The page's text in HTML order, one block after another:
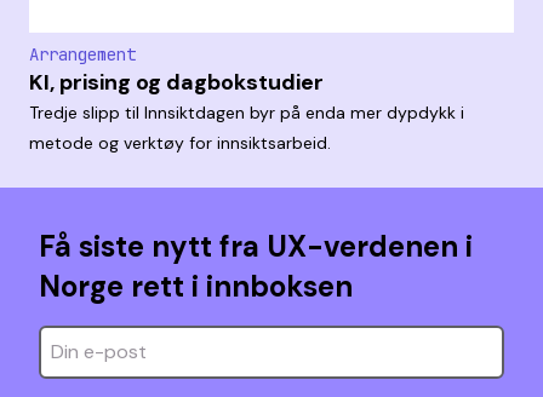
Arrangement
KI, prising og dagbokstudier
Tredje slipp til Innsiktdagen byr på enda mer dypdykk i
metode og verktøy for innsiktsarbeid.
Få siste nytt fra UX-verdenen i
Norge rett i innboksen